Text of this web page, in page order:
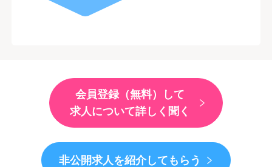
会員登録（無料）して
求人について詳しく聞く
非公開求人を紹介してもらう